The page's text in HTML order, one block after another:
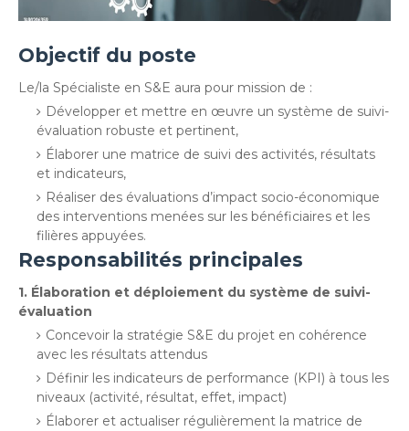
Objectif du poste
Le/la Spécialiste en S&E aura pour mission de :
Développer et mettre en œuvre un système de suivi-
évaluation robuste et pertinent,
Élaborer une matrice de suivi des activités, résultats
et indicateurs,
Réaliser des évaluations d’impact socio-économique
des interventions menées sur les bénéficiaires et les
filières appuyées.
Responsabilités principales
1. Élaboration et déploiement du système de suivi-
évaluation
Concevoir la stratégie S&E du projet en cohérence
avec les résultats attendus
Définir les indicateurs de performance (KPI) à tous les
niveaux (activité, résultat, effet, impact)
Élaborer et actualiser régulièrement la matrice de